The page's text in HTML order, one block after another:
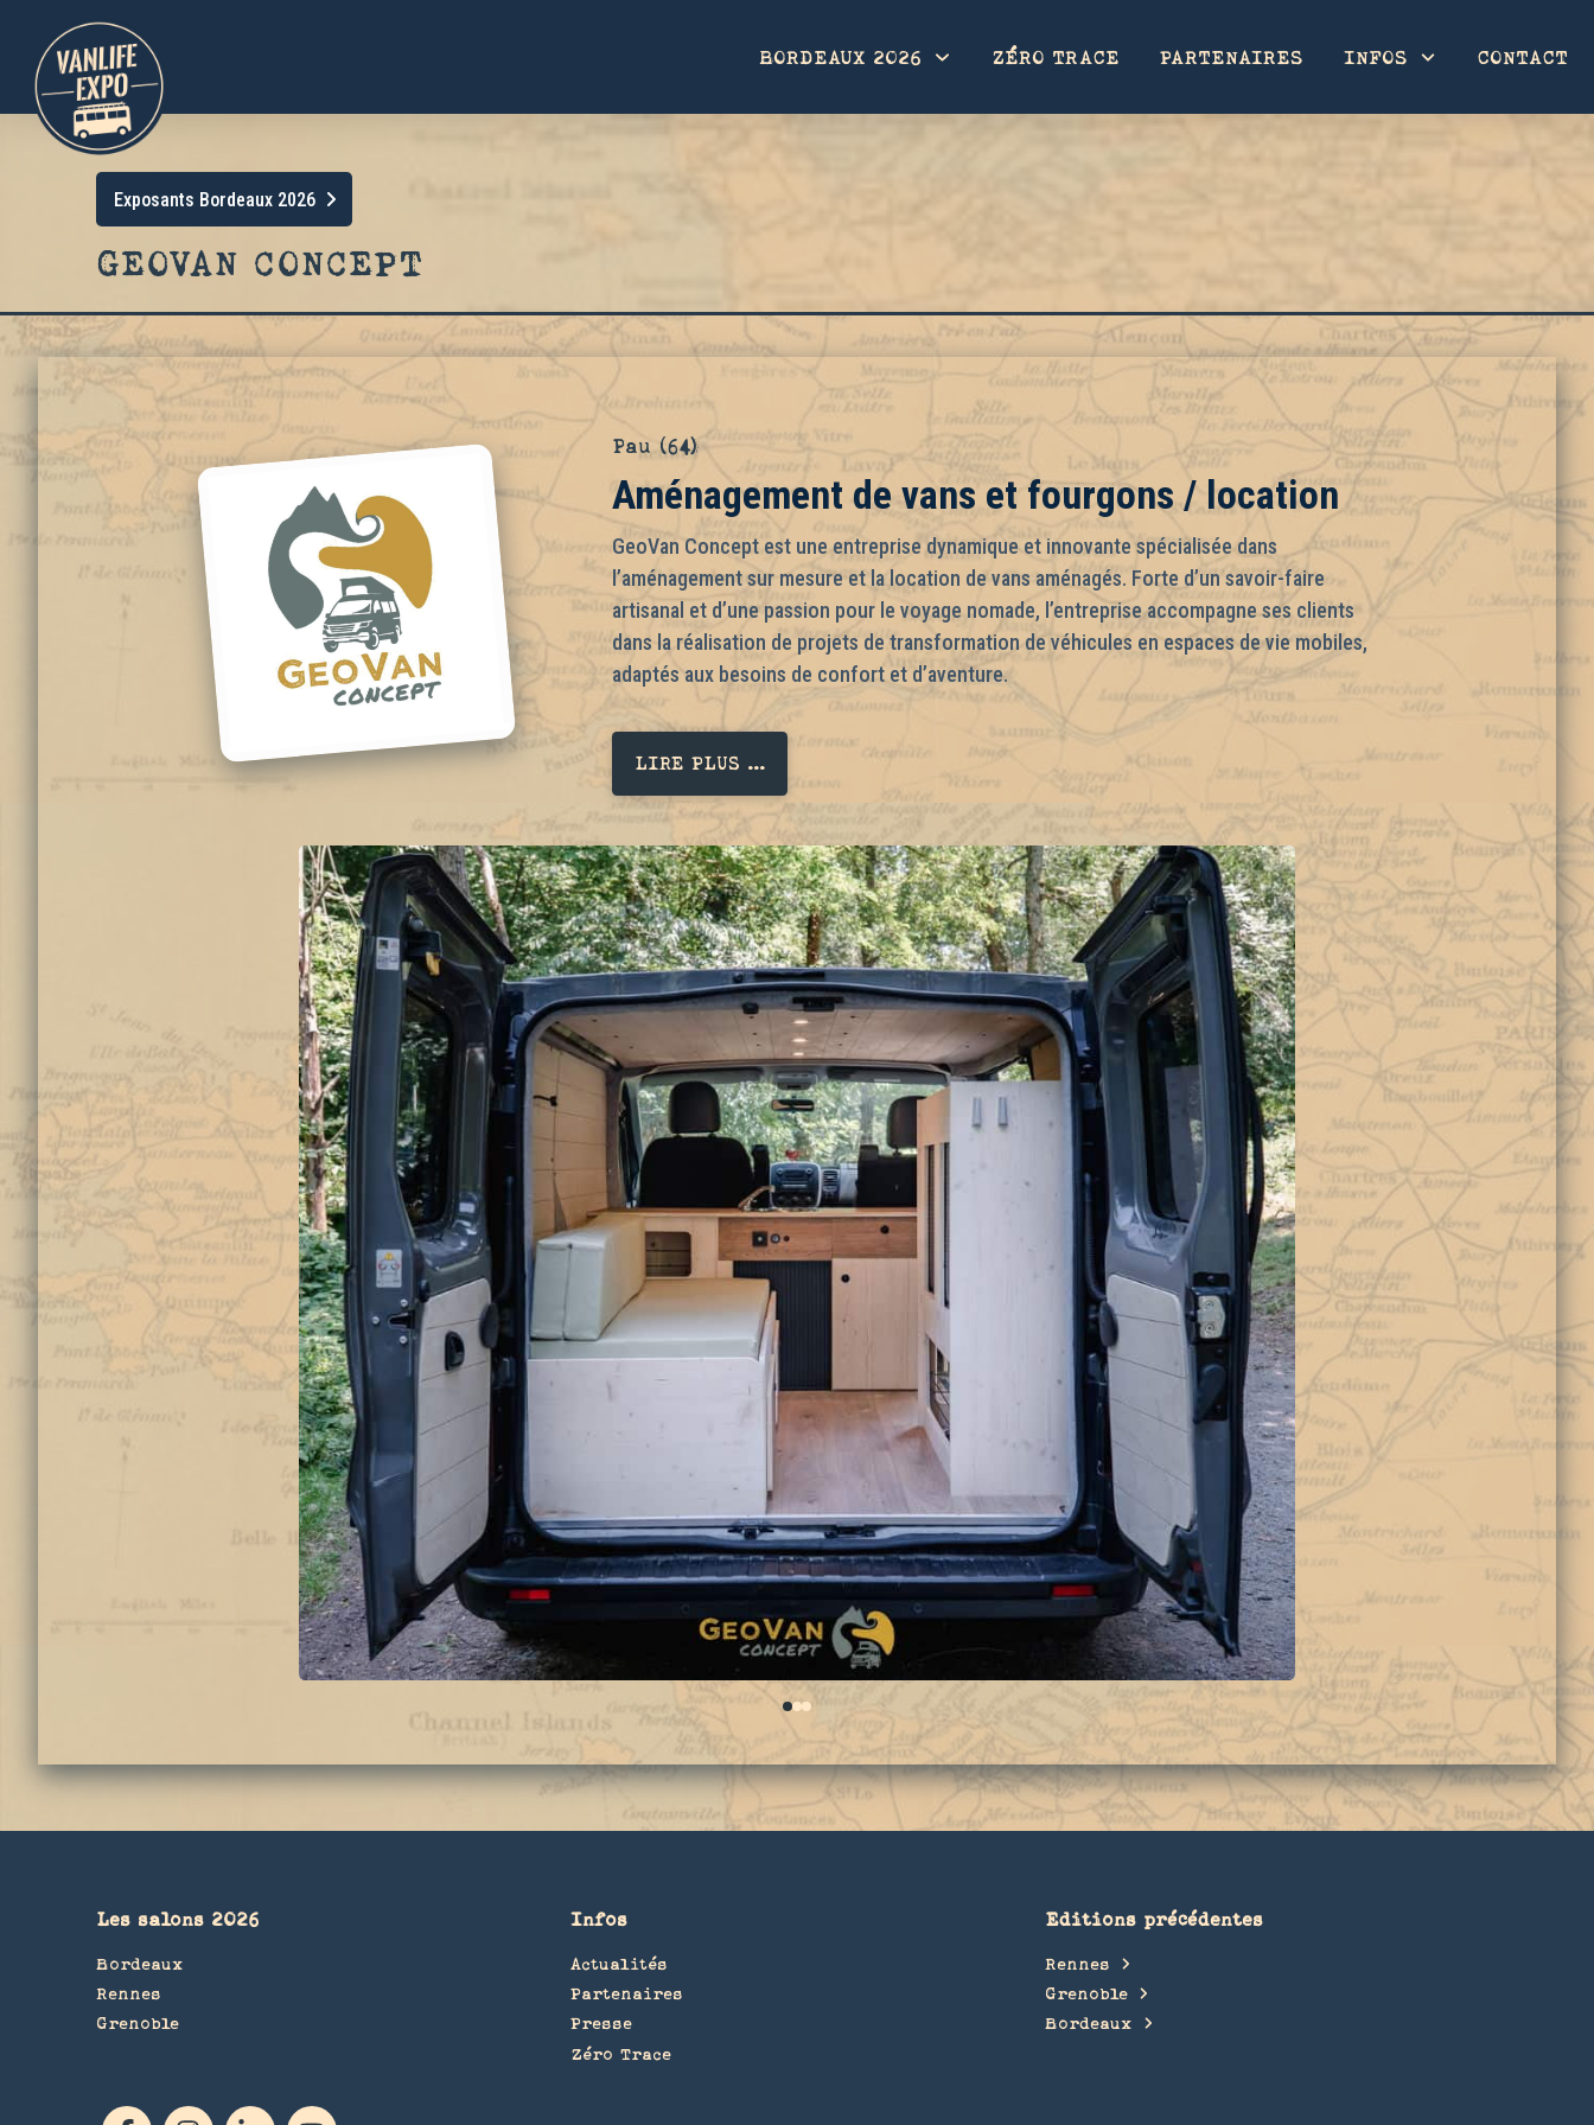
BORDEAUX 2026 ZÉRO TRACE PARTENAIRES INFOS CONTACT
Exposants Bordeaux 2026
GEOVAN CONCEPT
Pau (64)
Aménagement de vans et fourgons / location
GeoVan Concept est une entreprise dynamique et innovante spécialisée dans
l’aménagement sur mesure et la location de vans aménagés. Forte d’un savoir-faire
artisanal et d’une passion pour le voyage nomade, l’entreprise accompagne ses clients
dans la réalisation de projets de transformation de véhicules en espaces de vie mobiles,
adaptés aux besoins de confort et d’aventure.
LIRE PLUS ...
012
Les salons 2026
Bordeaux
Rennes
Grenoble
Infos
Actualités
Partenaires
Presse
Zéro Trace
Editions précédentes
Rennes
Grenoble
Bordeaux